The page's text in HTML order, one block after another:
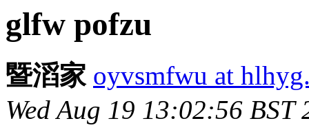
glfw pofzu
暨滔家 oyvsmfwu at
Wed Aug 19 13:02:56 BST